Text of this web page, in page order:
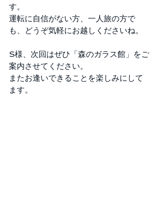
す。
運転に自信がない方、一人旅の方で
も、どうぞ気軽にお越しくださいね。
S様、次回はぜひ「森のガラス館」をご
案内させてください。
またお逢いできることを楽しみにして
ます。